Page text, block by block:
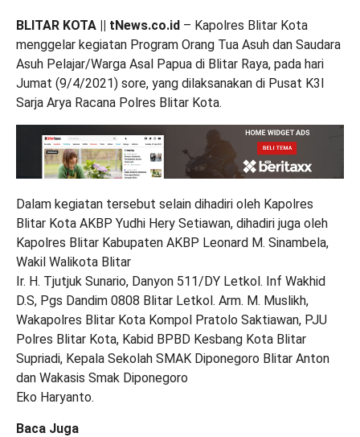
BLITAR KOTA || tNews.co.id – Kapolres Blitar Kota
menggelar kegiatan Program Orang Tua Asuh dan Saudara
Asuh Pelajar/Warga Asal Papua di Blitar Raya, pada hari
Jumat (9/4/2021) sore, yang dilaksanakan di Pusat K3I
Sarja Arya Racana Polres Blitar Kota.
Dalam kegiatan tersebut selain dihadiri oleh Kapolres
Blitar Kota AKBP Yudhi Hery Setiawan, dihadiri juga oleh
Kapolres Blitar Kabupaten AKBP Leonard M. Sinambela,
Wakil Walikota Blitar
Ir. H. Tjutjuk Sunario, Danyon 511/DY Letkol. Inf Wakhid
D.S, Pgs Dandim 0808 Blitar Letkol. Arm. M. Muslikh,
Wakapolres Blitar Kota Kompol Pratolo Saktiawan, PJU
Polres Blitar Kota, Kabid BPBD Kesbang Kota Blitar
Supriadi, Kepala Sekolah SMAK Diponegoro Blitar Anton
dan Wakasis Smak Diponegoro
Eko Haryanto.
Baca Juga